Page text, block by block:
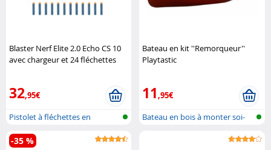
Blaster Nerf Elite 2.0 Echo CS 10
avec chargeur et 24 fléchettes
32,95€
Pistolet à fléchettes en
mousse
Bateau en kit ''Remorqueur''
Playtastic
11,95€
Bateau en bois à monter soi-
-35 %